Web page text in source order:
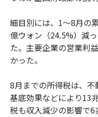
細目別には、1～8月の
億ウォン（24.5%）減
た。主要企業の営業利
かった。
8月までの所得税は、
基底効果などにより13
税も収入減少の影響で6